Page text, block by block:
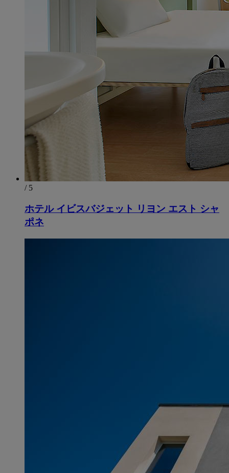
/ 5
ホテル イビスバジェット リヨン エスト シャ
ポネ